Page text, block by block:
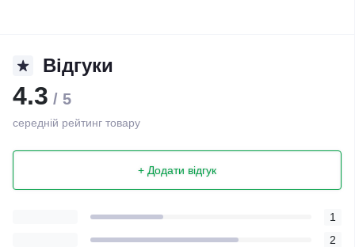
Відгуки
4.3 / 5
середній рейтинг товару
+ Додати відгук
1
2